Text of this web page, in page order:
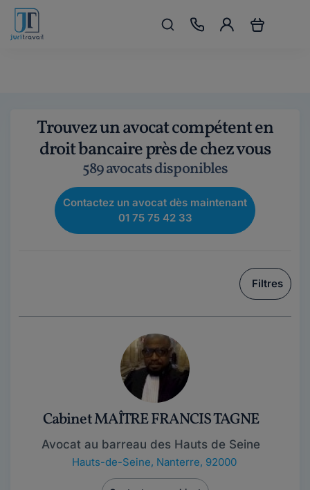
Trouvez un avocat compétent en
droit bancaire près de chez vous
589 avocats disponibles
Contactez un avocat dès maintenant
01 75 75 42 33
Filtres
Cabinet MAÎTRE FRANCIS TAGNE
Avocat au barreau des Hauts de Seine
Hauts-de-Seine, Nanterre, 92000